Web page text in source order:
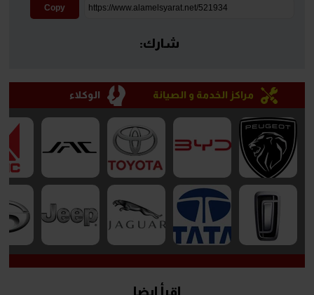
Copy
شارك:
مراكز الخدمة و الصيانة الوكلاء
إقرأ ايضا